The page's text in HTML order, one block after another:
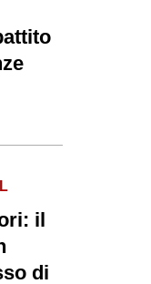
il
di